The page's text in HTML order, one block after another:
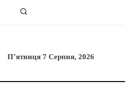
П’ятниця 7 Серпня, 2026